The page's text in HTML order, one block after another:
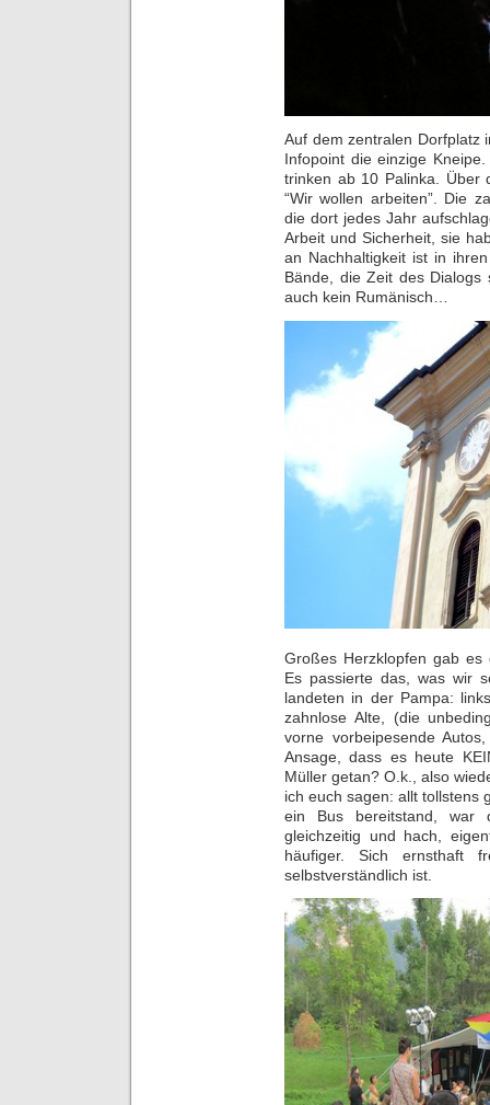
Auf dem zentralen Dorfplatz
Infopoint die einzige
trinken ab 10 Palinka. Über
“Wir wollen arbeiten”. Die
die dort jedes Jahr
Arbeit und Sicherheit, sie
an Nachhaltigkeit ist in
Bände, die Zeit des
auch kein Rumänisch…
Großes Herzklopfen gab
Es passierte das, was wir
landeten in der Pampa:
zahnlose Alte, (die
vorne vorbeipesende
Ansage, dass es heute
Müller getan? O.k., also
ich euch sagen: allt tollstens
ein Bus bereitstand, war
gleichzeitig und hach,
häufiger. Sich ernsthaft
selbstverständlich ist.